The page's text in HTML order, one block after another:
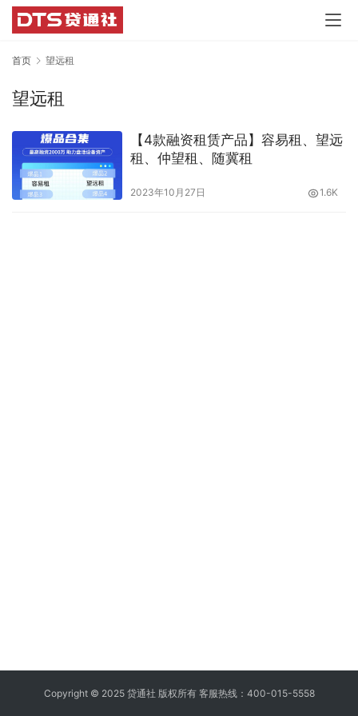
首页 望远租
望远租
【4款融资租赁产品】容易租、望远
租、仲望租、随冀租
2023年10月27日 1.6K
Copyright © 2025 贷通社 版权所有 客服热线：400-015-5558